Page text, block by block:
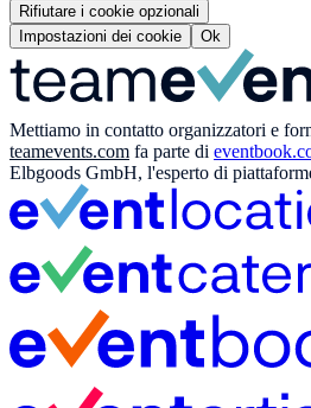
Rifiutare i cookie opzionali
Impostazioni dei cookie
Ok
Mettiamo in contatto organizzatori e
teamevents.com fa parte di
Elbgoods GmbH, l'esperto di